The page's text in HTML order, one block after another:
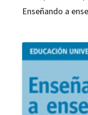
Enseñando a